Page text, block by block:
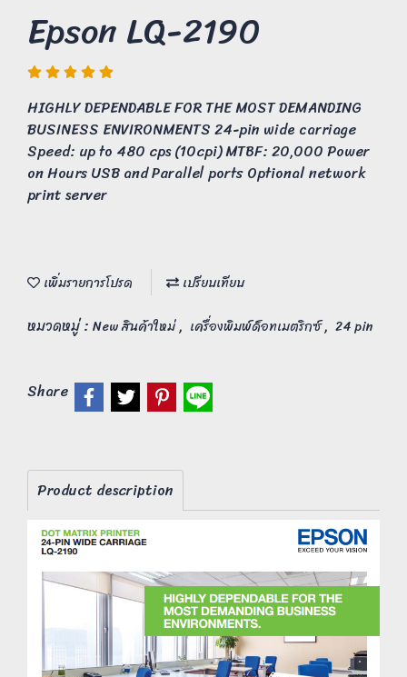
Epson LQ-2190
HIGHLY DEPENDABLE FOR THE MOST DEMANDING
BUSINESS ENVIRONMENTS 24-pin wide carriage
Speed: up to 480 cps (10cpi) MTBF: 20,000 Power
on Hours USB and Parallel ports Optional network
print server
เพิ่มรายการโปรด เปรียบเทียบ
หมวดหมู่ : New สินค้าใหม่, เครื่องพิมพ์ด็อทเมตริกซ์, 24 pin
Share
Product description